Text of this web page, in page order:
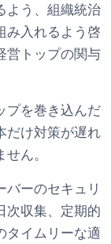
よう、組織統治
み入れるよう啓
営トップの関与
プを巻き込んだ
だけ対策が遅れ
ん。
バーのセキュリ
次収集、定期的
タイムリーな適